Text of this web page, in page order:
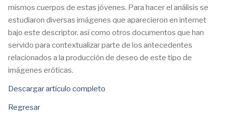
mismos cuerpos de estas jóvenes. Para hacer el análisis se
estudiaron diversas imágenes que aparecieron en internet
bajo este descriptor, así como otros documentos que han
servido para contextualizar parte de los antecedentes
relacionados a la producción de deseo de este tipo de
imágenes eróticas.
Descargar artículo completo
Regresar